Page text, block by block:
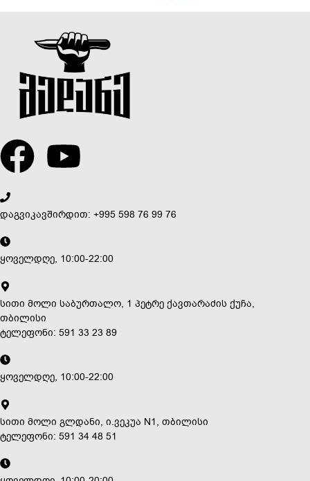
დაგვიკავშირდით: +995 598 76 99 76
ყოველდღე, 10:00-22:00
სითი მოლი საბურთალო, 1 პეტრე ქავთარაძის ქუჩა,
თბილისი
ტელეფონი: 591 33 23 89
ყოველდღე, 10:00-22:00
სითი მოლი გლდანი, ი.ვეკუა N1, თბილისი
ტელეფონი: 591 34 48 51